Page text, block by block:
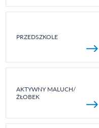
PRZEDSZKOLE
AKTYWNY MALUCH/
ŻŁOBEK